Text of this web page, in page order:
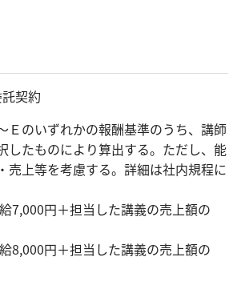
契約
Ｅのいずれかの報酬基準のうち、講師
したものにより算出する。ただし、能
売上等を考慮する。詳細は社内規程に
7,000円＋担当した講義の売上額の
8,000円＋担当した講義の売上額の